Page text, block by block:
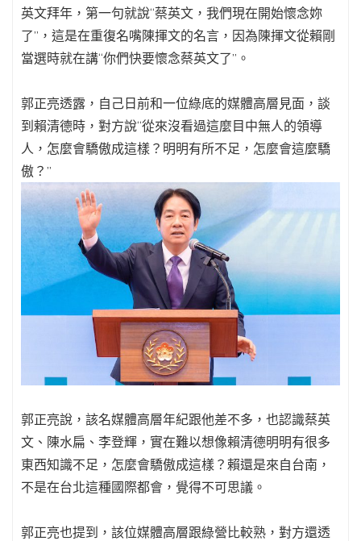
英文拜年，第一句就說“蔡英文，我們現在開始懷念妳
了”，這是在重復名嘴陳揮文的名言，因為陳揮文從賴剛
當選時就在講“你們快要懷念蔡英文了”。
郭正亮透露，自己日前和一位綠底的媒體高層見面，談
到賴清德時，對方說“從來沒看過這麼目中無人的領導
人，怎麼會驕傲成這樣？明明有所不足，怎麼會這麼驕
傲？”
郭正亮說，該名媒體高層年紀跟他差不多，也認識蔡英
文、陳水扁、李登輝，實在難以想像賴清德明明有很多
東西知識不足，怎麼會驕傲成這樣？賴還是來自台南，
不是在台北這種國際都會，覺得不可思議。
郭正亮也提到，該位媒體高層跟綠營比較熟，對方還透